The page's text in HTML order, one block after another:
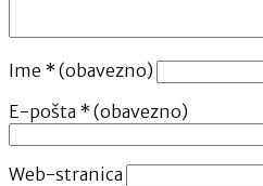
Ime * (obavezno)
E-pošta * (obavezno)
Web-stranica